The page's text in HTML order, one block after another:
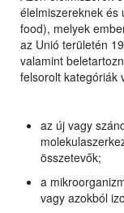
élelmiszereknek és
food), melyek
az Unió területén
valamint
felsorolt kategóriák
az új vagy
összetevők;
a
vagy azokból